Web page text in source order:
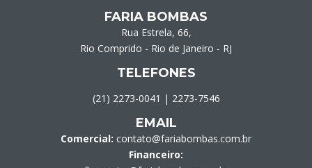
FARIA BOMBAS
Rua Estrela, 66,
Rio Comprido - Rio de Janeiro - RJ
TELEFONES
(21) 2273-0041 | 2273-7546
EMAIL
Comercial: contato@fariabombas.com.br
Financeiro: